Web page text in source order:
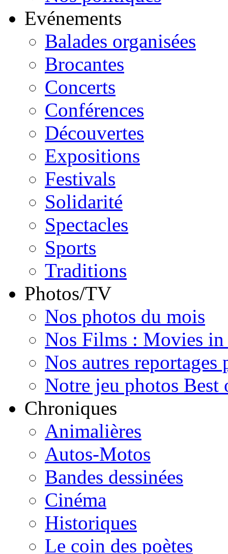
Evénements
Balades organisées
Brocantes
Concerts
Conférences
Découvertes
Expositions
Festivals
Solidarité
Spectacles
Sports
Traditions
Photos/TV
Nos photos du mois
Nos Films : Movies in
Nos autres reportages
Notre jeu photos Best
Chroniques
Animalières
Autos-Motos
Bandes dessinées
Cinéma
Historiques
Le coin des poètes